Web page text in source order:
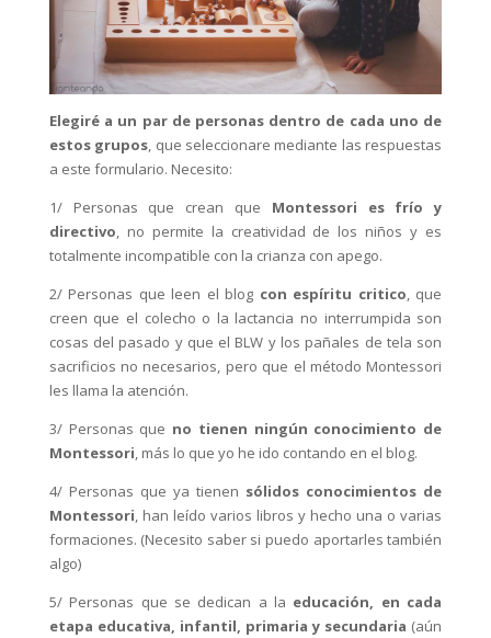
Elegiré a un par de personas dentro de cada uno de
estos grupos, que seleccionare mediante las respuestas
a este formulario. Necesito:
1/ Personas que crean que Montessori es frío y
directivo, no permite la creatividad de los niños y es
totalmente incompatible con la crianza con apego.
2/ Personas que leen el blog con espíritu critico, que
creen que el colecho o la lactancia no interrumpida son
cosas del pasado y que el BLW y los pañales de tela son
sacrificios no necesarios, pero que el método Montessori
les llama la atención.
3/ Personas que no tienen ningún conocimiento de
Montessori, más lo que yo he ido contando en el blog.
4/ Personas que ya tienen sólidos conocimientos de
Montessori, han leído varios libros y hecho una o varias
formaciones. (Necesito saber si puedo aportarles también
algo)
5/ Personas que se dedican a la educación, en cada
etapa educativa, infantil, primaria y secundaria (aún